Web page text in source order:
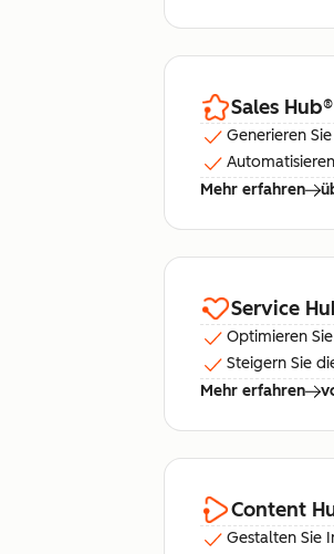
Sales Hub®
Generieren
Mehr erfahren
Service
Optimieren
Steigern Sie
Mehr erfahren
Content
Gestalten Sie